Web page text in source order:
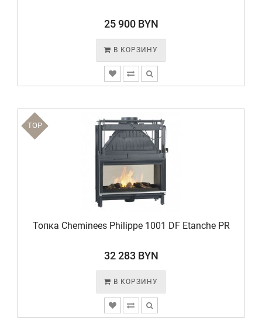
25 900 BYN
В КОРЗИНУ
TOP
Топка Cheminees Philippe 1001 DF Etanche PR
32 283 BYN
В КОРЗИНУ